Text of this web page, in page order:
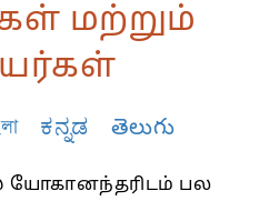
மற்றும்
ಕನ್ನಡ తెలుగు
பல